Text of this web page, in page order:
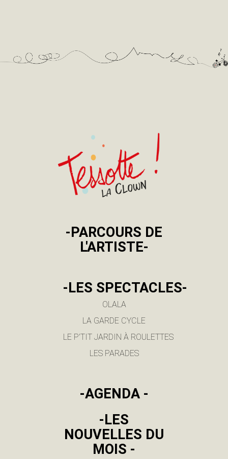
-PARCOURS DE
L'ARTISTE-
-LES SPECTACLES-
OLALA
LA GARDE CYCLE
LE P'TIT JARDIN À ROULETTES
LES PARADES
-AGENDA -
-LES
NOUVELLES DU
MOIS -